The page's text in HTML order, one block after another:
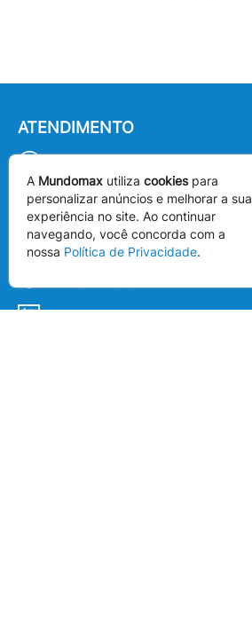
ATENDIMENTO
LOJA: (43)3377-6800
INSTAGRAM
A Mundomax utiliza cookiespara
personalizar anúncios e melhorar a sua
experiência no site. Ao continuar
navegando, você concorda com a
nossa Política de Privacidade.